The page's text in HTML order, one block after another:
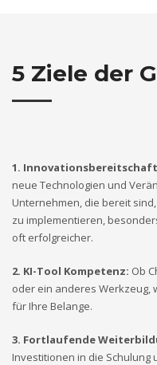
5 Ziele der
1.
neue Technologien und
Unternehmen, die bereit
zu implementieren,
oft erfolgreicher.
2. KI-Tool Kompetenz: Ob
oder ein anderes Werkzeug,
für Ihre Belange.
3. Fortlaufende
Investitionen in die Schulung